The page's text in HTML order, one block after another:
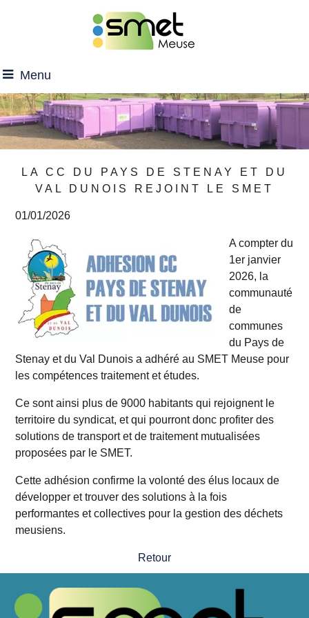
Menu
LA CC DU PAYS DE STENAY ET DU
VAL DUNOIS REJOINT LE SMET
01/01/2026
A compter du
1er janvier
2026, la
communauté
de
communes
du Pays de
Stenay et du Val Dunois a adhéré au SMET Meuse pour
les compétences traitement et études.
Ce sont ainsi plus de 9000 habitants qui rejoignent le
territoire du syndicat, et qui pourront donc profiter des
solutions de transport et de traitement mutualisées
proposées par le SMET.
Cette adhésion confirme la volonté des élus locaux de
développer et trouver des solutions à la fois
performantes et collectives pour la gestion des déchets
meusiens.
Retour